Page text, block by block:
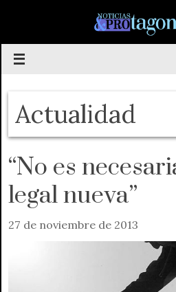
contenido
Actualidad
“No es
legal nueva”
27 de noviembre de 2013